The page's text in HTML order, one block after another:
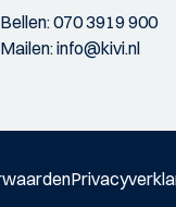
Bellen:070 3919 900
Mailen:info@kivi.nl